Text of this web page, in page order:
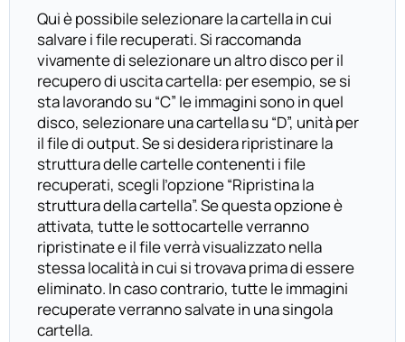
Qui è possibile selezionare la cartella in cui
salvare i file recuperati. Si raccomanda
vivamente di selezionare un altro disco per il
recupero di uscita cartella: per esempio, se si
sta lavorando su “C” le immagini sono in quel
disco, selezionare una cartella su “D”, unità per
il file di output. Se si desidera ripristinare la
struttura delle cartelle contenenti i file
recuperati, scegli l’opzione “Ripristina la
struttura della cartella”. Se questa opzione è
attivata, tutte le sottocartelle verranno
ripristinate e il file verrà visualizzato nella
stessa località in cui si trovava prima di essere
eliminato. In caso contrario, tutte le immagini
recuperate verranno salvate in una singola
cartella.